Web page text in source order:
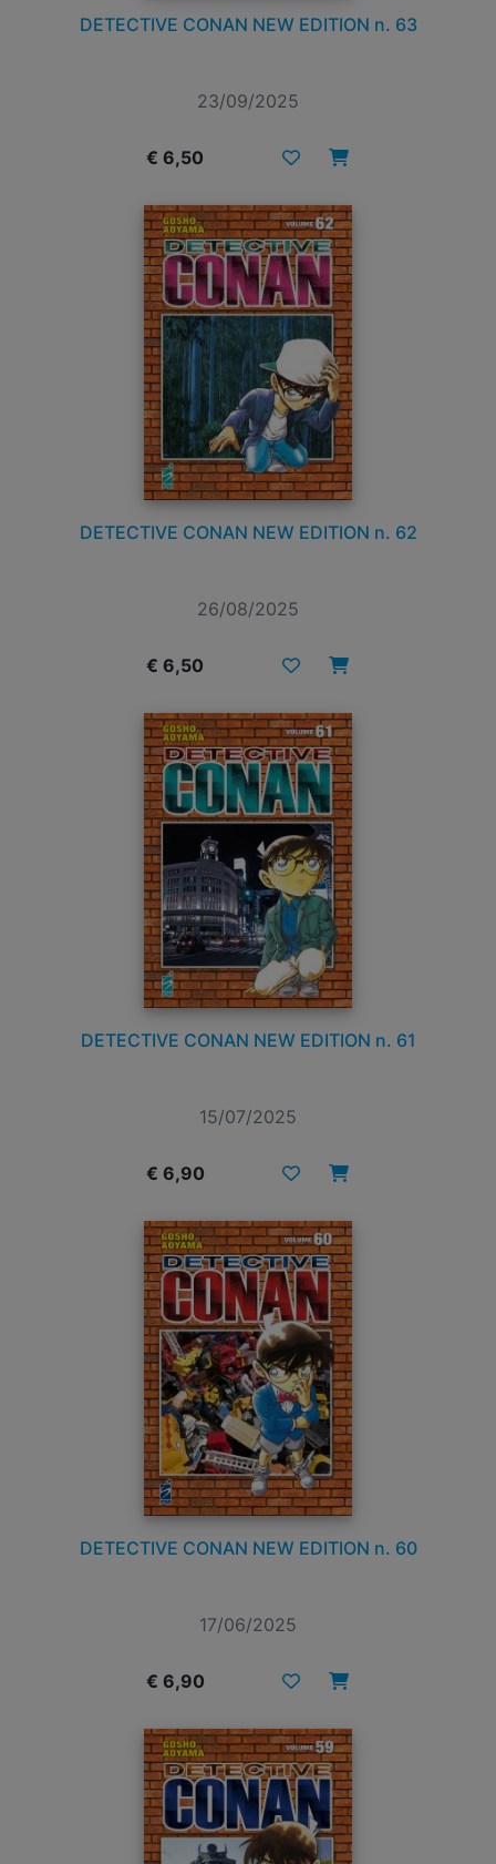
DETECTIVE CONAN NEW EDITION n. 63
23/09/2025
€ 6,50
DETECTIVE CONAN NEW EDITION n. 62
26/08/2025
€ 6,50
DETECTIVE CONAN NEW EDITION n. 61
15/07/2025
€ 6,90
DETECTIVE CONAN NEW EDITION n. 60
17/06/2025
€ 6,90